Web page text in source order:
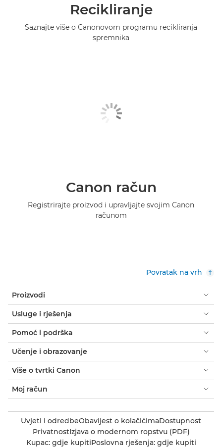
Recikliranje
Saznajte više o Canonovom programu recikliranja
spremnika
Canon račun
Registrirajte proizvod i upravljajte svojim Canon
računom
Povratak na vrh
Proizvodi
Usluge i rješenja
Pomoć i podrška
Učenje i obrazovanje
Više o tvrtki Canon
Moj račun
Uvjeti i odredbeObavijest o kolačićimaDostupnost
PrivatnostIzjava o modernom ropstvu (PDF)
Kupac: gdje kupitiPoslovna rješenja: gdje kupiti